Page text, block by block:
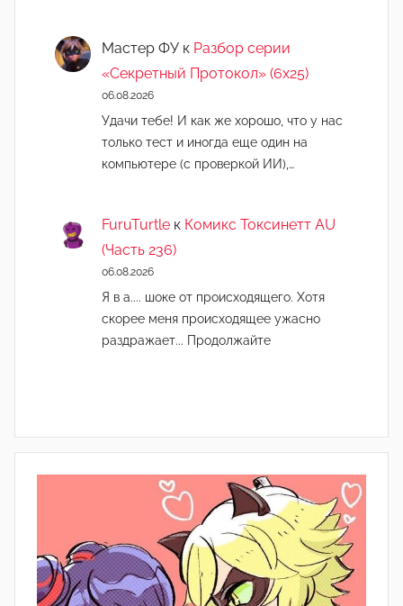
Мастер ФУ к Разбор серии
«Секретный Протокол» (6х25)
06.08.2026
Удачи тебе! И как же хорошо, что у нас
только тест и иногда еще один на
компьютере (с проверкой ИИ),…
FuruTurtle к Комикс Токсинетт AU
(Часть 236)
06.08.2026
Я в а.... шоке от происходящего. Хотя
скорее меня происходящее ужасно
раздражает... Продолжайте